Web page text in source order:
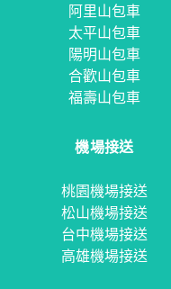
阿里山包車
太平山包車
陽明山包車
合歡山包車
福壽山包車
機場接送
桃園機場接送
松山機場接送
台中機場接送
高雄機場接送